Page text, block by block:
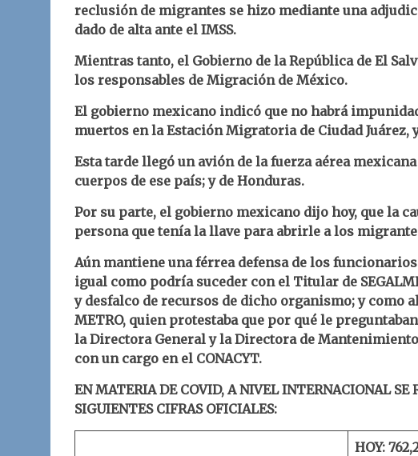
reclusión de migrantes se hizo mediante una
dado de alta ante el IMSS.
Mientras tanto, el Gobierno de la República de El
los responsables de Migración de México.
El gobierno mexicano indicó que no habrá
muertos en la Estación Migratoria de Ciudad
Esta tarde llegó un avión de la fuerza aérea
cuerpos de ese país; y de Honduras.
Por su parte, el gobierno mexicano dijo hoy, que la
persona que tenía la llave para abrirle a los
Aún mantiene una férrea defensa de los
igual como podría suceder con el Titular de
y desfalco de recursos de dicho organismo; y como
METRO, quien protestaba que por qué le
la Directora General y la Directora de
con un cargo en el CONACYT.
EN MATERIA DE COVID, A NIVEL INTERNACIONAL SE
SIGUIENTES CIFRAS OFICIALES:
HOY: